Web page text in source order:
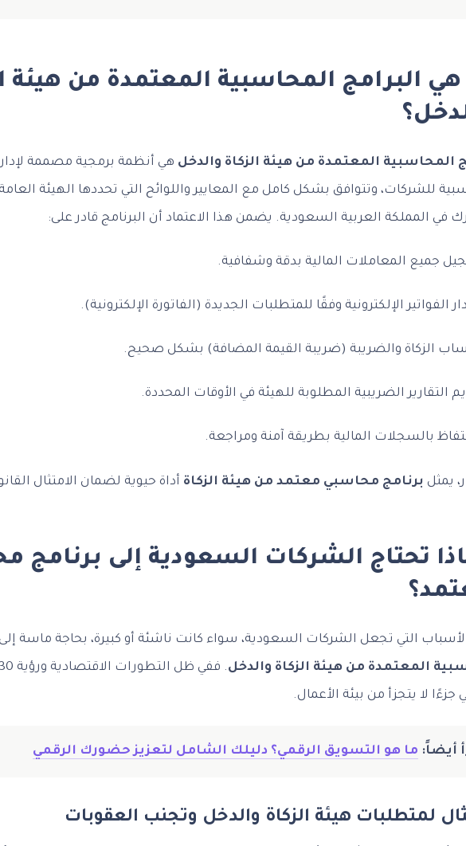
هي البرامج المحاسبية المعتمدة من هيئة
المحاسبية المعتمدة من هيئة الزكاة والدخل هي أنظمة برمجية مصممة
للشركات، وتتوافق بشكل كامل مع المعايير واللوائح التي تحددها الهيئة العامة
في المملكة العربية السعودية. يضمن هذا الاعتماد أن البرنامج قادر على:
جميع المعاملات المالية بدقة وشفافية.
الفواتير الإلكترونية وفقًا للمتطلبات الجديدة (الفاتورة الإلكترونية).
الزكاة والضريبة (ضريبة القيمة المضافة) بشكل صحيح.
التقارير الضريبية المطلوبة للهيئة في الأوقات المحددة.
بالسجلات المالية بطريقة آمنة ومراجعة.
يمثل برنامج محاسبي معتمد من هيئة الزكاة أداة حيوية لضمان الامتثال
تحتاج الشركات السعودية إلى برنامج
التي تجعل الشركات السعودية، سواء كانت ناشئة أو كبيرة، بحاجة ماسة إلى
المعتمدة من هيئة الزكاة والدخل
جزءًا لا يتجزأ من بيئة الأعمال.
أيضاً: ما هو التسويق الرقمي؟ دليلك الشامل لتعزيز حضورك الرقمي
لمتطلبات هيئة الزكاة والدخل وتجنب العقوبات